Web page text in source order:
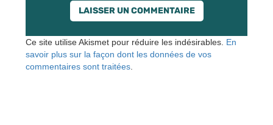
Ce site utilise Akismet pour réduire les indésirables. En
savoir plus sur la façon dont les données de vos
commentaires sont traitées